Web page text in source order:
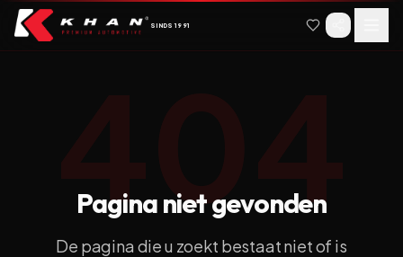
Spring naar hoofdinhoudSpring naar navigatie
SINDS 1991
404
Pagina niet gevonden
De pagina die u zoekt bestaat niet of is